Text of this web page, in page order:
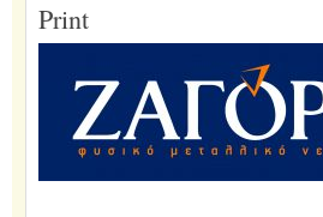
Print